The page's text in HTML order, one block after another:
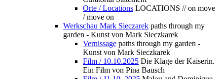
Orte / Locations LOCATIONS // on move
/ move on
Werkschau Mark Sieczarek paths through my
garden - Kunst von Mark Sieczkarek
Vernissage paths through my garden -
Kunst von Mark Sieczkarek
Film / 10.10.2025 Die Klage der Kaiserin.
Ein Film von Pina Bausch